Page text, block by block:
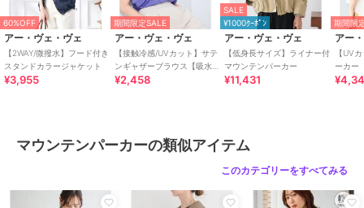
≪お気に入り登録機能の使い方≫
■商品のお気に入り登録（ハートマークをクリック）
再入荷通知や値下げ等、お得なご案内を受けることができます。
実際の色味と異なって見える場合がございます。
商品の色味の目安は商品単体の画像をご参照ください。
※34(XSサイズ)・42(XLサイズ)はWEB・一部限定店舗での販売です。
60%OFF
アー・ヴェ・ヴェ
【2WAY/微撥水】フード付き
スタンドカラージャケット
¥3,955
期間限定SALE
アー・ヴェ・ヴェ
【接触冷感/UVカット】サテ
ンギャザーブラウス【吸水速
乾/イージーケア】
¥2,458
SALE
¥1000ｸｰﾎﾟﾝ
アー・ヴェ・ヴェ
【低身長サイズ】ライナー付
マウンテンパーカー
¥11,431
期間限
アー
【UV
ーカー
マウンテンパーカーの類似アイテム
このカテゴリーをすべてみる